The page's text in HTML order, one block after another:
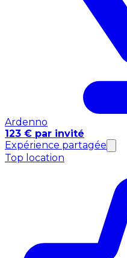
Ardenno
123 € par invité
Expérience partagée
Top location